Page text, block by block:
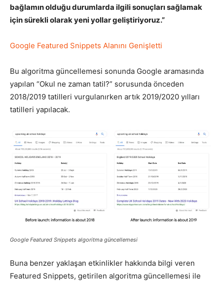
bağlamın olduğu durumlarda ilgili sonuçları sağlamak
için sürekli olarak yeni yollar geliştiriyoruz.”
Google Featured Snippets Alanını Genişletti
Bu algoritma güncellemesi sonunda Google aramasında
yapılan “Okul ne zaman tatil?” sorusunda önceden
2018/2019 tatilleri vurgulanırken artık 2019/2020 yılları
tatilleri yapılacak.
Google Featured Snippets algoritma güncellemesi
Buna benzer yaklaşan etkinlikler hakkında bilgi veren
Featured Snippets, getirilen algoritma güncellemesi ile